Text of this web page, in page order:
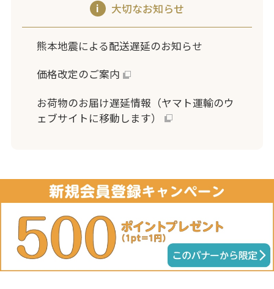
大切なお知らせ
熊本地震による配送遅延のお知らせ
価格改定のご案内
お荷物のお届け遅延情報（ヤマト運輸のウ
ェブサイトに移動します）